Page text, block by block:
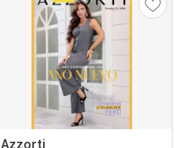
Azzorti